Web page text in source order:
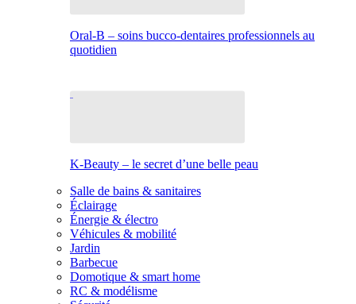
Oral-B – soins bucco-dentaires professionnels au
quotidien
K-Beauty – le secret d’une belle peau
Salle de bains & sanitaires
Éclairage
Énergie & électro
Véhicules & mobilité
Jardin
Barbecue
Domotique & smart home
RC & modélisme